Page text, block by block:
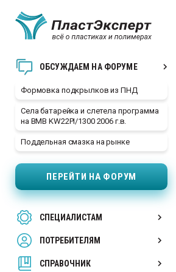
ОБСУЖДАЕМ НА ФОРУМЕ
Формовка подкрылков из ПНД
Села батарейка и слетела программа
на BMB KW22PI/1300 2006 г.в.
Поддельная смазка на рынке
ПЕРЕЙТИ НА ФОРУМ
СПЕЦИАЛИСТАМ
ПОТРЕБИТЕЛЯМ
СПРАВОЧНИК